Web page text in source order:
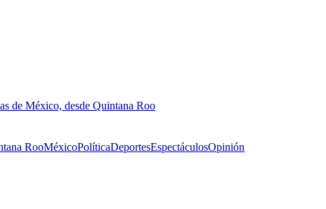
de México, desde Quintana Roo
RooMéxicoPolíticaDeportesEspectáculosOpinión